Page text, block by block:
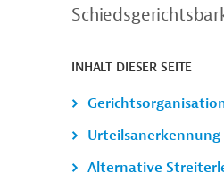
INHALT DIESER SEITE
Urteilsanerkennung
Alternative